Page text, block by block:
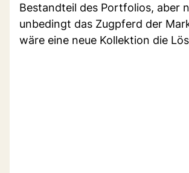
Bestandteil des Portfolios, aber
unbedingt das Zugpferd der
wäre eine neue Kollektion die